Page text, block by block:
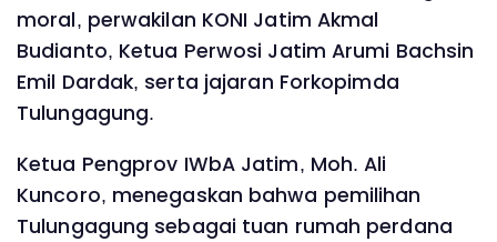
moral, perwakilan KONI Jatim Akmal
Budianto, Ketua Perwosi Jatim Arumi Bachsin
Emil Dardak, serta jajaran Forkopimda
Tulungagung.
Ketua Pengprov IWbA Jatim, Moh. Ali
Kuncoro, menegaskan bahwa pemilihan
Tulungagung sebagai tuan rumah perdana